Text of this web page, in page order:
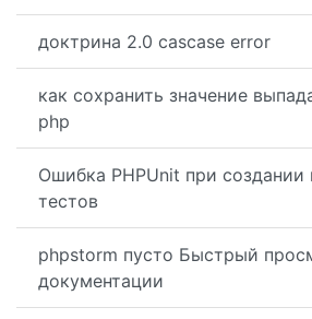
доктрина 2.0 cascase error
как сохранить значение
php
Ошибка PHPUnit при создании
тестов
phpstorm пусто Быстрый
документации